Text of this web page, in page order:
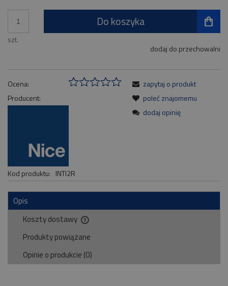
szt.
Do koszyka
dodaj do przechowalni
Ocena:
Producent:
Kod produktu: INTI2R
zapytaj o produkt
poleć znajomemu
dodaj opinię
Opis
Koszty dostawy
Cena nie zawiera ewentualnych kosztów płatności
Produkty powiązane
Opinie o produkcie (0)